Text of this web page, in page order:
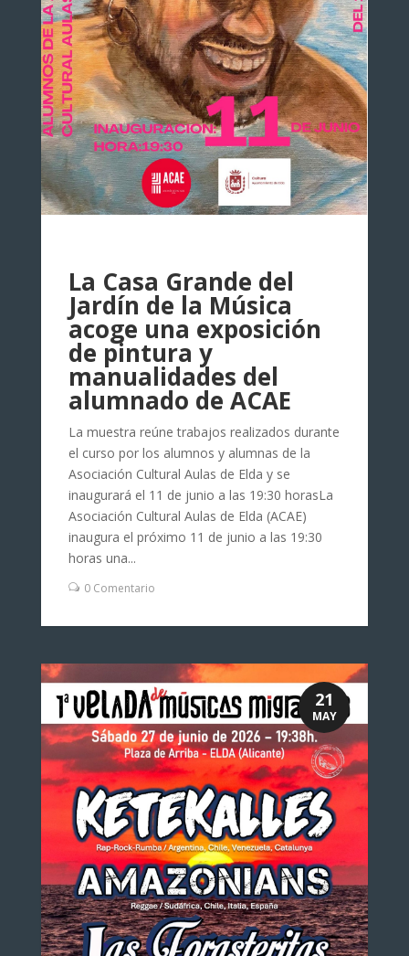
La Casa Grande del
Jardín de la Música
acoge una exposición
de pintura y
manualidades del
alumnado de ACAE
La muestra reúne trabajos realizados durante
el curso por los alumnos y alumnas de la
Asociación Cultural Aulas de Elda y se
inaugurará el 11 de junio a las 19:30 horasLa
Asociación Cultural Aulas de Elda (ACAE)
inaugura el próximo 11 de junio a las 19:30
horas una...
0 Comentario
21
MAY